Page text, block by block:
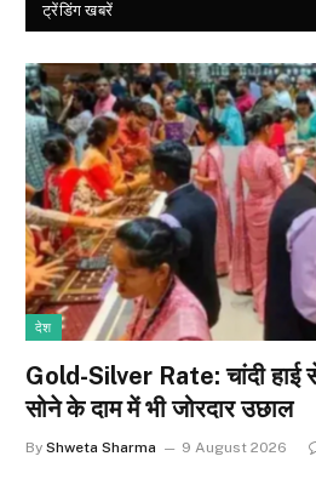
ट्रेंडिंग खबरें
देश
Gold-Silver Rate: चांदी हाई
सोने के दाम में भी जोरदार उछाल
By Shweta Sharma 9 August 2026